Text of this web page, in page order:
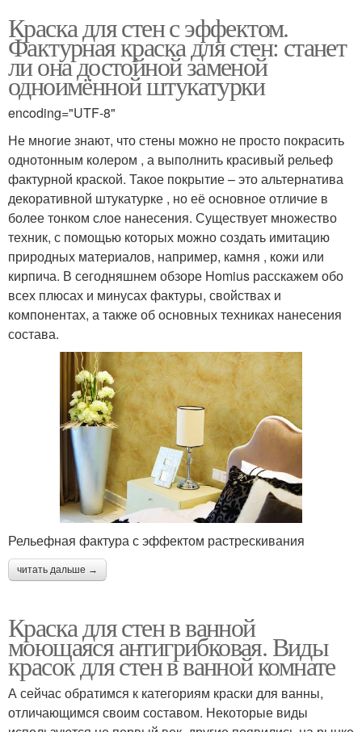
Краски для отделки
Краски для внутренней
отделки
Краски для стен
Акрилатная краска Краска для кухонь
Краска для стен с эффектом.
Фактурная краска для стен: станет
ли она достойной заменой
одноимённой штукатурки
encoding="UTF-8"
Не многие знают, что стены можно не просто покрасить
однотонным колером , а выполнить красивый рельеф
фактурной краской. Такое покрытие – это альтернатива
декоративной штукатурке , но её основное отличие в
более тонком слое нанесения. Существует множество
техник, с помощью которых можно создать имитацию
природных материалов, например, камня , кожи или
кирпича. В сегодняшнем обзоре Homius расскажем обо
всех плюсах и минусах фактуры, свойствах и
компонентах, а также об основных техниках нанесения
состава.
Рельефная фактура с эффектом растрескивания
читать дальше →
Краска для стен в ванной
моющаяся антигрибковая. Виды
красок для стен в ванной комнате
А сейчас обратимся к категориям краски для ванны,
отличающимся своим составом. Некоторые виды